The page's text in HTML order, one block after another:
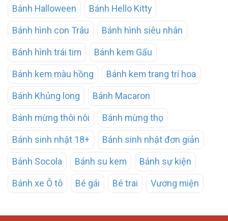
Bánh Halloween Bánh Hello Kitty
Bánh hình con Trâu Bánh hình siêu nhân
Bánh hình trái tim Bánh kem Gấu
Bánh kem màu hồng Bánh kem trang trí hoa
Bánh Khủng long Bánh Macaron
Bánh mừng thôi nôi Bánh mừng thọ
Bánh sinh nhật 18+ Bánh sinh nhật đơn giản
Bánh Socola Bánh su kem Bánh sự kiện
Bánh xe Ô tô Bé gái Bé trai Vương miện